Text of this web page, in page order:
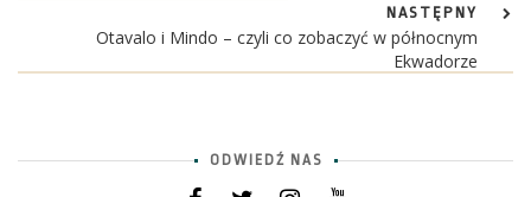
NASTĘPNY
Otavalo i Mindo – czyli co zobaczyć w północnym
Ekwadorze
ODWIEDŹ NAS